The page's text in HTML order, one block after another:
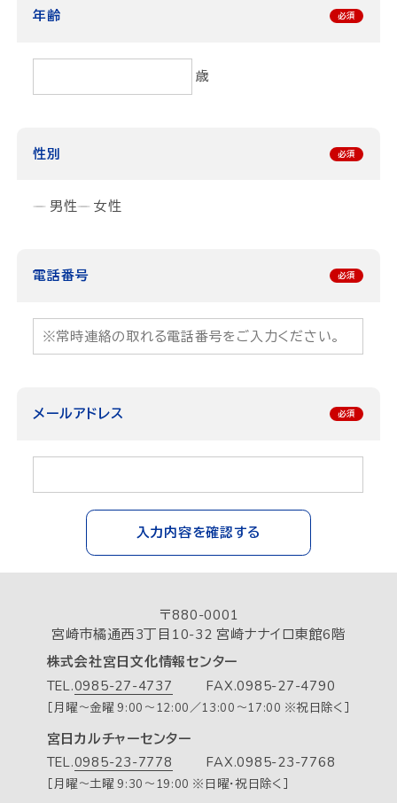
年齢
歳
性別
男性 女性
電話番号
メールアドレス
入力内容を確認する
〒880-0001
宮崎市橘通西3丁目10-32 宮崎ナナイロ東館6階
株式会社宮日文化情報センター
TEL.0985-27-4737
［月曜～金曜 9:00～12:00／13:00～17:00 ※祝日除く］
FAX.0985-27-4790
宮日カルチャーセンター
TEL.0985-23-7778
［月曜～土曜 9:30～19:00 ※日曜・祝日除く］
FAX.0985-23-7768